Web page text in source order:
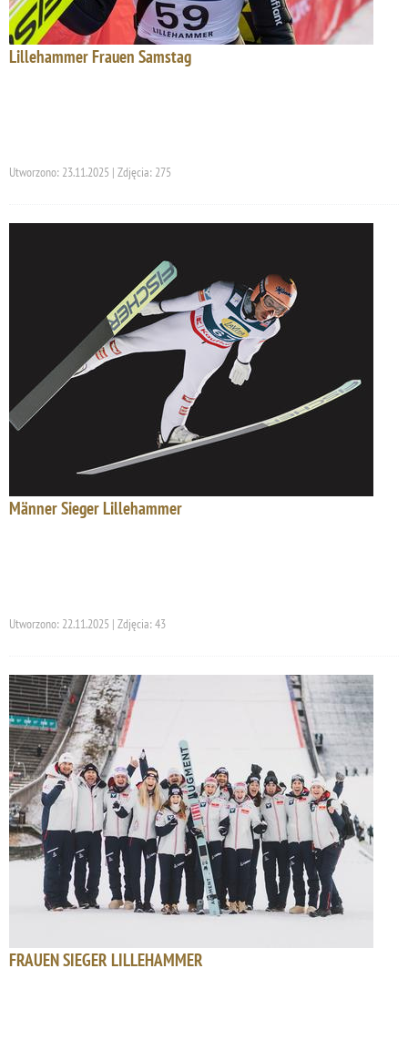
Lillehammer Frauen Samstag
Utworzono: 23.11.2025 | Zdjęcia: 275
Männer Sieger Lillehammer
Utworzono: 22.11.2025 | Zdjęcia: 43
FRAUEN SIEGER LILLEHAMMER